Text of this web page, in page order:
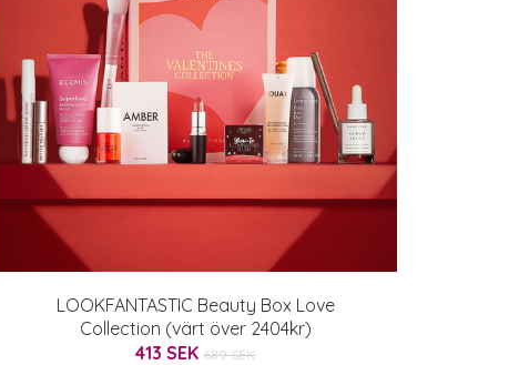
LOOKFANTASTIC Beauty Box Love
Collection (värt över 2404kr)
413 SEK 689 SEK